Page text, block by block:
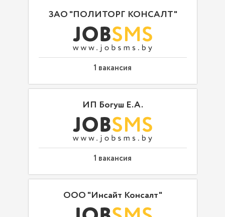
ЗАО "ПОЛИТОРГ КОНСАЛТ"
1 вакансия
ИП Богуш Е.А.
1 вакансия
ООО "Инсайт Консалт"